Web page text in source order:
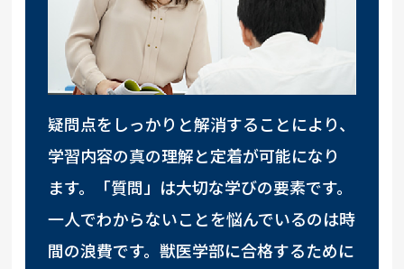
疑問点をしっかりと解消することにより、
学習内容の真の理解と定着が可能になり
ます。「質問」は大切な学びの要素です。
一人でわからないことを悩んでいるのは時
間の浪費です。獣医学部に合格するために